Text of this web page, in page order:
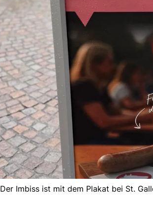
Der Imbiss ist mit dem Plakat bei St.